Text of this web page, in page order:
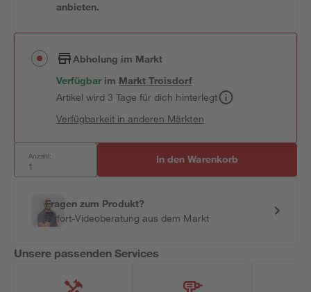
anbieten.
Abholung im Markt
Verfügbar im MarktTroisdorf
Artikel wird 3 Tage für dich hinterlegt
Verfügbarkeit in anderen Märkten
Anzahl: In den Warenkorb
Fragen zum Produkt?
Sofort-Videoberatung aus dem Markt
Unsere passenden Services